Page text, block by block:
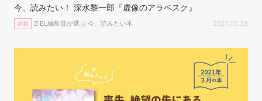
今、読みたい！ 深水黎一郎『虚像のアラベスク』
連載 ZIEL編集部が選ぶ 今、読みたい本 2021.05.28